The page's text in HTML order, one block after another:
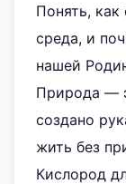
Понять,
среда, и
нашей
Природа —
создано
жить без
Кислород